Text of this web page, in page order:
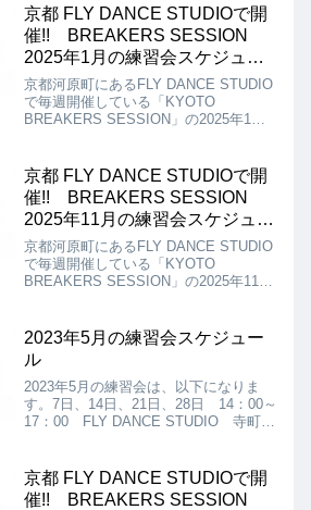
DANCE STUDIO 寺町Aスタジオ ア
クセス：京都市中京区寺町通錦小路下る
東大文字町292 寺町 詩の小路3F
￥500
京都 FLY DANCE STUDIOで開
催!! BREAKERS SESSION
2025年1月の練習会スケジュー
ル!!
京都河原町にあるFLY DANCE STUDIO
で毎週開催している「KYOTO
BREAKERS SESSION」の2025年1月
FLY DANCE STUDIO 寺町Aスタジ
オ アクセス：京都市中京区寺町通錦小
路下る東大文字町292 寺町 詩の小路
3F￥500
京都 FLY DANCE STUDIOで開
催!! BREAKERS SESSION
2025年11月の練習会スケジュー
ル!!
京都河原町にあるFLY DANCE STUDIO
で毎週開催している「KYOTO
BREAKERS SESSION」の2025年11月
14：00～17：00 ※16日はSEIJU
WEEKENDのWSのため、時間帯がいつ
もと異なっております。WS 13：00～
15：00 練習会 15：00～17：00
FLY DANCE STUDIO 寺町Aスタジ
オ アクセス：京都市中京区寺町通錦小
2023年5月の練習会スケジュー
ル
2023年5月の練習会は、以下になりま
す。7日、14日、21日、28日 14：00～
17：00 FLY DANCE STUDIO 寺町A
京都 FLY DANCE STUDIOで開
催!! BREAKERS SESSION